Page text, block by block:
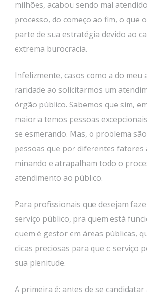
milhões, acabou sendo mal
processo, do começo ao fim, o que
parte de sua estratégia devido ao
extrema burocracia.
Infelizmente, casos como a do meu
raridade ao solicitarmos um
órgão público. Sabemos que sim,
maioria temos pessoas
se esmerando. Mas, o problema
pessoas que por diferentes fatores
minando e atrapalham todo o
atendimento ao público.
Para profissionais que desejam
serviço público, pra quem está
quem é gestor em áreas públicas,
dicas preciosas para que o serviço
sua plenitude.
A primeira é: antes de se candidatar